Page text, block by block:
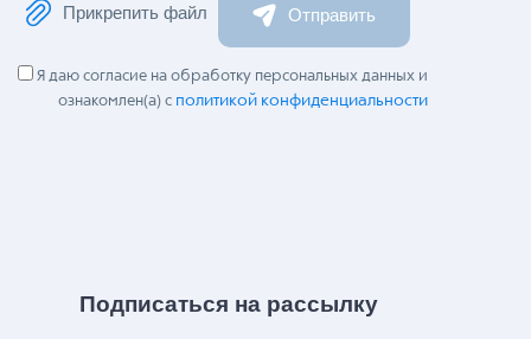
Прикрепить файл Отправить
Я даю согласие на обработку персональных данных и
ознакомлен(а) с политикой конфиденциальности
Подписаться на рассылку